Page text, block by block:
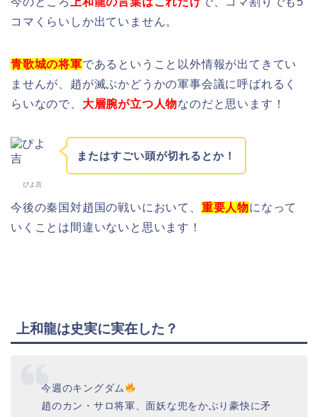
コマくらいしか出ていません。
青歌城の将軍であるということ以外情報が出てきてい
ませんが、趙が滅ぶかどうかの軍事会議に呼ばれるく
らいなので、 大層腕が立つ人物なのだと思います！
ぴよ吉
またはすごい頭が切れるとか！
今後の秦国対趙国の戦いにおいて、 重要人物になって
いくことは間違いないと思います！
上和龍は史実に実在した？
今週のキングダム
趙のカン・サロ将軍、面妖な兜をかぶり豪快に矛